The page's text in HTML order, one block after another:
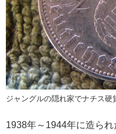
ジャングルの隠れ家でナチス硬
1938年～1944年に造ら